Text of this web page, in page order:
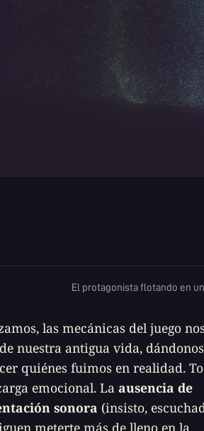
El protagonista flotando en
las mecánicas del juego
nuestra antigua vida,
quiénes fuimos en realidad.
emocional. La ausencia de
sonora (insisto,